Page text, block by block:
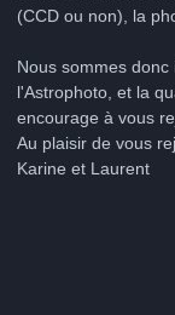
(CCD ou non), la
Nous sommes
l'Astrophoto, et la
encourage à vous
Au plaisir de vous
Karine et Laurent